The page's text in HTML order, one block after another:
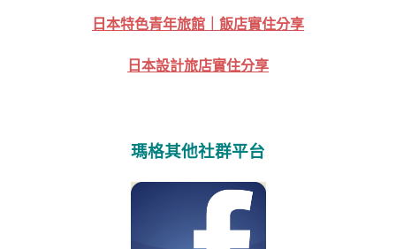
日本特色青年旅館｜飯店實住分享
日本設計旅店實住分享
瑪格其他社群平台